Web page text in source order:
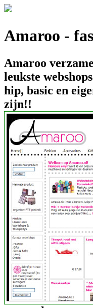
Amaroo -
Amaroo
leukste
hip, basic en
zijn!!